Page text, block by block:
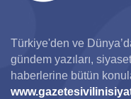
Türkiye'den ve
gündem yazıları,
haberlerine bütün